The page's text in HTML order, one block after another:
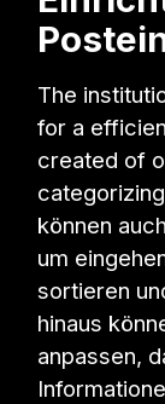
The
for a
created of
können
um
sortieren
hinaus
anpassen,